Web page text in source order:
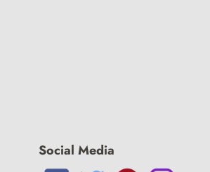
Social Media